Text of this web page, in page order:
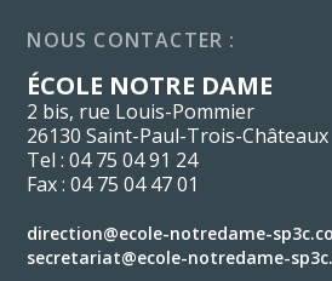
NOUS CONTACTER :
ÉCOLE NOTRE DAME
2 bis, rue Louis-Pommier
26130 Saint-Paul-Trois-Châteaux
Tel : 04 75 04 91 24
Fax : 04 75 04 47 01
direction@ecole-notredame-
secretariat@ecole-notredame-